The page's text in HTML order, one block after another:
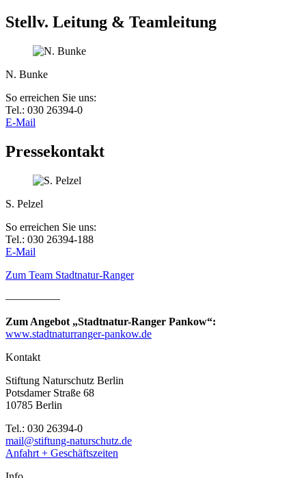
Stellv. Leitung & Teamleitung
N. Bunke
So erreichen Sie uns:
Tel.: 030 26394-0
E-Mail
Pressekontakt
S. Pelzel
So erreichen Sie uns:
Tel.: 030 26394-188
E-Mail
Zum Team Stadtnatur-Ranger
—————
Zum Angebot „Stadtnatur-Ranger Pankow“:
www.stadtnaturranger-pankow.de
Kontakt
Stiftung Naturschutz Berlin
Potsdamer Straße 68
10785 Berlin
Tel.: 030 26394-0
mail@stiftung-naturschutz.de
Anfahrt + Geschäftszeiten